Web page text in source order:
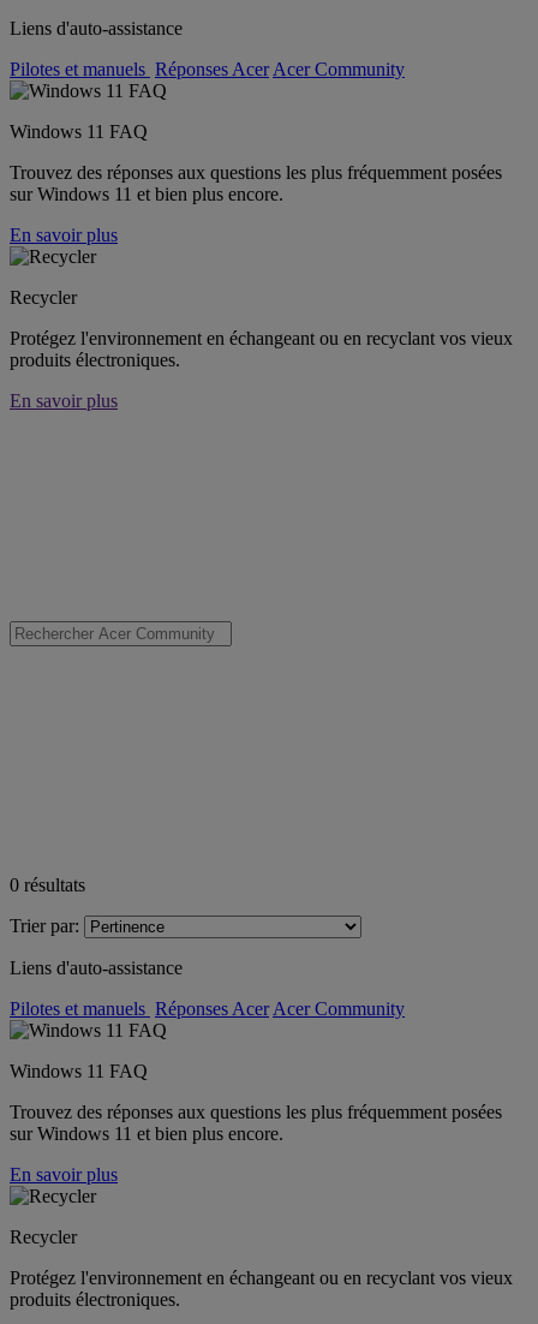
Liens d'auto-assistance
Pilotes et manuels Réponses Acer Acer Community
Windows 11 FAQ
Trouvez des réponses aux questions les plus fréquemment posées
sur Windows 11 et bien plus encore.
En savoir plus
Recycler
Protégez l'environnement en échangeant ou en recyclant vos vieux
produits électroniques.
En savoir plus
0 résultats
Trier par:
Liens d'auto-assistance
Pilotes et manuels Réponses Acer Acer Community
Windows 11 FAQ
Trouvez des réponses aux questions les plus fréquemment posées
sur Windows 11 et bien plus encore.
En savoir plus
Recycler
Protégez l'environnement en échangeant ou en recyclant vos vieux
produits électroniques.